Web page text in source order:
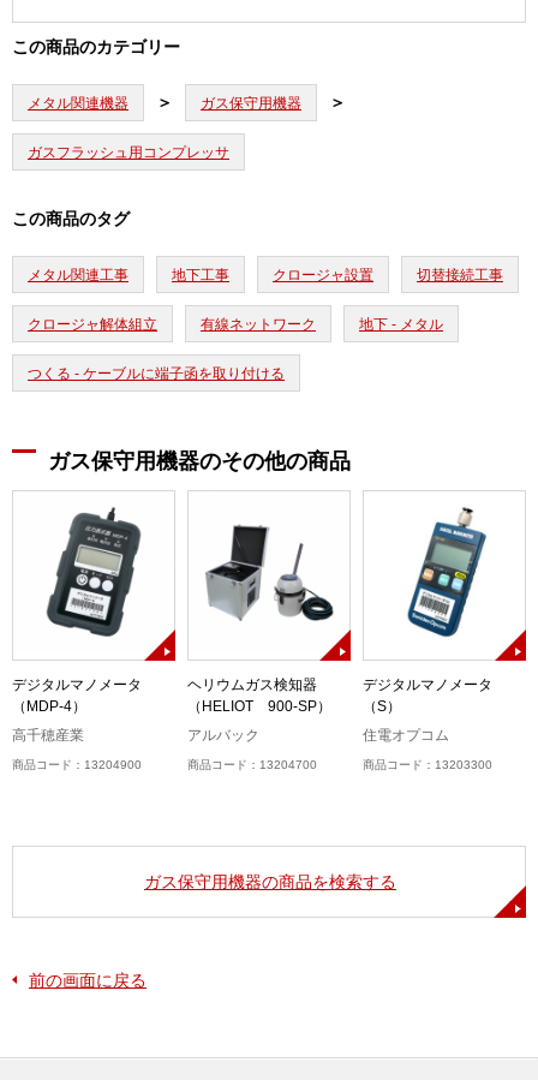
この商品のカテゴリー
メタル関連機器 ガス保守用機器
ガスフラッシュ用コンプレッサ
この商品のタグ
メタル関連工事 地下工事 クロージャ設置 切替接続工事
クロージャ解体組立 有線ネットワーク 地下 - メタル
つくる - ケーブルに端子函を取り付ける
ガス保守用機器のその他の商品
デジタルマノメータ
（MDP-4）
高千穂産業
商品コード：13204900
ヘリウムガス検知器
（HELIOT 900-SP）
アルバック
商品コード：13204700
デジタルマノメータ
（S）
住電オプコム
商品コード：13203300
ガス保守用機器の商品を検索する
前の画面に戻る